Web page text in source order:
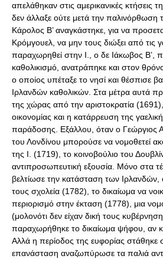
απελάθηκαν στις αμερικανικές κτήσεις
δεν άλλαξε ούτε μετά την παλινόρθωση
Κάρολος Β’ αναγκάστηκε, για να
Kρόμγουελ, να μην τους διώξει από τις
παραχωρηθεί στην Ι., ο δε Ιάκωβος Β’,
καθολικισμό, ανατράπηκε και στον
ο οποίος υπέταξε το νησί και θέσπισε
Ιρλανδών καθολικών. Στα μέτρα αυτά
της χώρας από την αριστοκρατία
οικονομίας και η κατάρρευση της
παράδοσης. Εξάλλου, όταν ο Γεώργιος Α’
του Λονδίνου μπορούσε να νομοθετεί
της Ι. (1719), το κοινοβούλιο του
αντιπροσωπευτική εξουσία. Μόνο στα